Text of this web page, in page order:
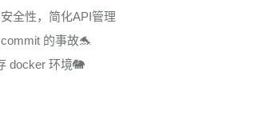
全性，简化API管理
的事故🐬
docker 环境🐘